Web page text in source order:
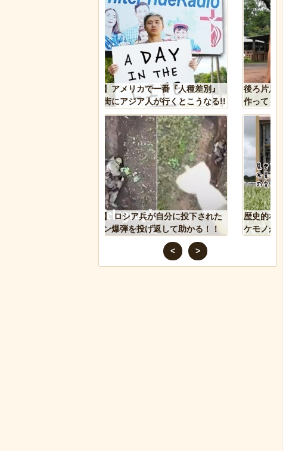
後ろ片足を失った象、保護区で義足を
作ってもらい歩けるように！
歴史的な木星系探査機打ち上げにナマ
ケモノが立ち会っていた件
< >